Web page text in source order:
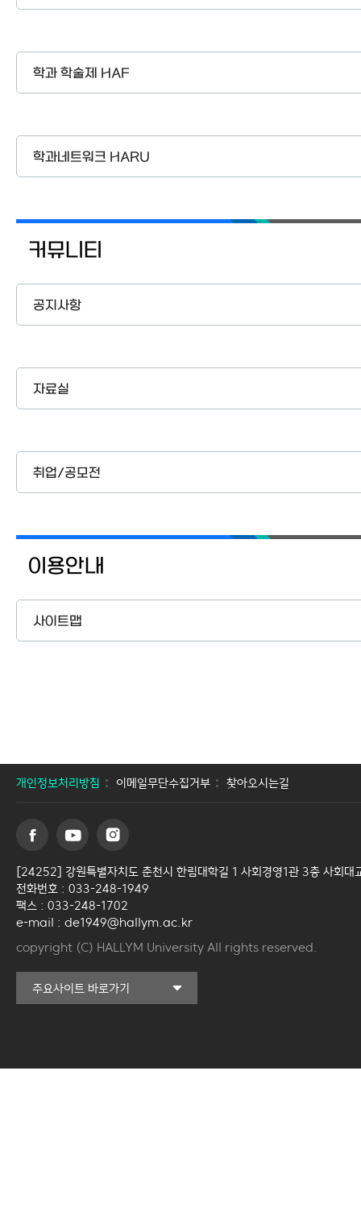
학과 학술제 HAF
학과네트워크 HARU
커뮤니티
공지사항
자료실
취업/공모전
이용안내
사이트맵
개인정보처리방침 이메일무단수집거부 찾아오시는길
[24252] 강원특별자치도 춘천시 한림대학길 1 사회경영1관 3층 사회대
전화번호 : 033-248-1949
팩스 : 033-248-1702
e-mail : de1949@hallym.ac.kr
copyright (C) HALLYM University All rights reserved.
주요사이트 바로가기
커뮤니티교육원
국제학생증신청